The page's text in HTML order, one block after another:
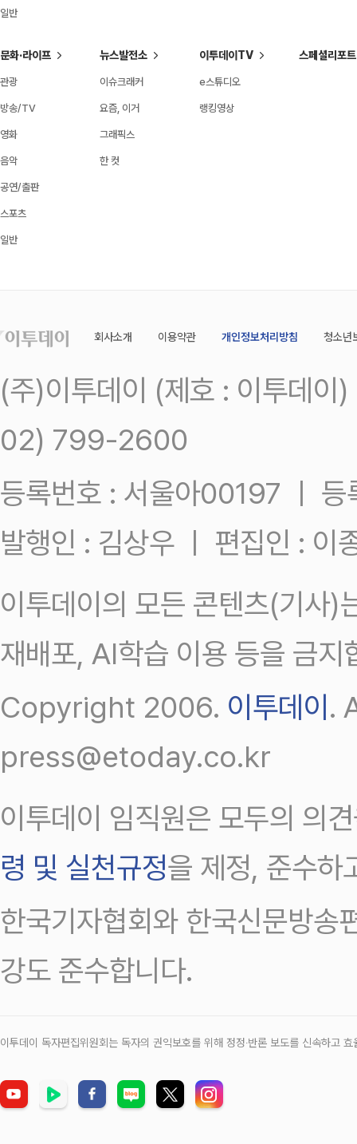
일반
문화·라이프
관광
방송/TV
영화
음악
공연/출판
스포츠
일반
뉴스발전소
이슈크래커
요즘, 이거
그래픽스
한 컷
이투데이TV
e스튜디오
랭킹영상
스페셜리포트
회사소개 이용약관 개인정보처리방침 청소년
(주)이투데이 (제호 : 이투데
02) 799-2600
등록번호 : 서울아00197 ㅣ
발행인 : 김상우 ㅣ 편집인 : 이
이투데이의 모든 콘텐츠(기사)
재배포, AI학습 이용 등을 금지
Copyright 2006. 이투데이.
press@etoday.co.kr
이투데이 임직원은 모두의 의
령 및 실천규정을 제정, 준수하
한국기자협회와 한국신문방송
강도 준수합니다.
이투데이 독자편집위원회는 독자의 권익보호를 위해 정정‧반론 보도를 신속하고